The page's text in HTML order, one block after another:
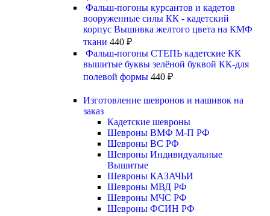
Фальш-погоны курсантов и кадетов
вооруженные силы КК - кадетский
корпус Вышивка желтого цвета на КМФ
ткани 440 ₽
Фальш-погоны СТЕПЬ кадетские КК
вышитые буквы зелёной буквой КК-для
полевой формы 440 ₽
Изготовление шевронов и нашивок на
заказ
Кадетские шевроны
Шевроны ВМФ М-П РФ
Шевроны ВС РФ
Шевроны Индивидуальные
Вышитые
Шевроны КАЗАЧЬИ
Шевроны МВД РФ
Шевроны МЧС РФ
Шевроны ФСИН РФ